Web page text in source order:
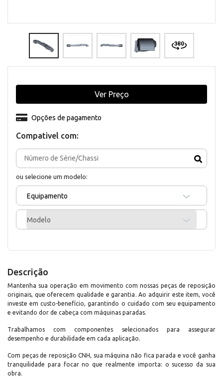
Compativel com:
ou selecione um modelo:
Equipamento
Modelo
Opções de pagamento
Ver Preço
Descrição
Mantenha sua operação em movimento com nossas peças de reposição
originais, que oferecem qualidade e garantia. Ao adquirir este item, você
investe em custo-benefício, garantindo o cuidado com seu equipamento
e evitando dor de cabeça com máquinas paradas.
Trabalhamos com componentes selecionados para assegurar
desempenho e durabilidade em cada aplicação.
Com peças de reposição CNH, sua máquina não fica parada e você ganha
tranquilidade para focar no que realmente importa: o sucesso da sua
obra.